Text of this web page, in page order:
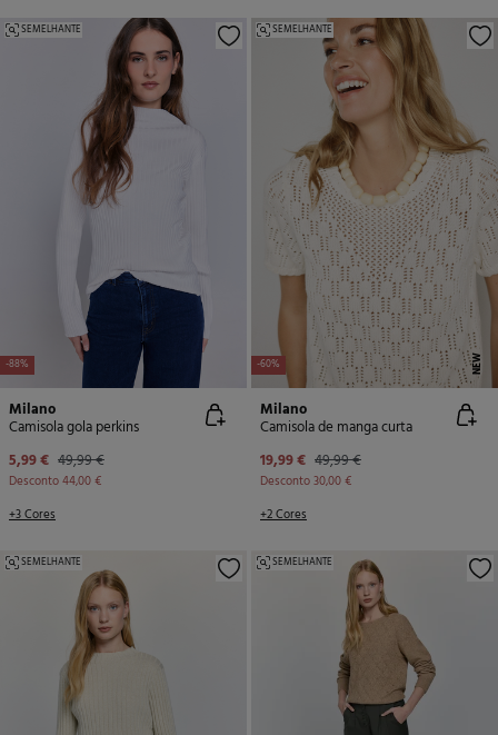
-88%
SEMELHANTE
Milano
Camisola gola perkins
5,99 € 49,99 €
Desconto44,00 €
+3 Cores
-60% NEW
SEMELHANTE
Milano
Camisola de manga curta
19,99 € 49,99 €
Desconto30,00 €
+2 Cores
SEMELHANTE SEMELHANTE